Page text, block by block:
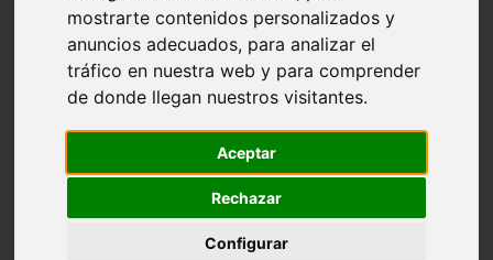
mostrarte contenidos personalizados y
anuncios adecuados, para analizar el
tráfico en nuestra web y para comprender
de donde llegan nuestros visitantes.
Aceptar
Rechazar
Configurar
peque os mam feros
verano
legislaci n
peluquer a
accesorios
complementos
comportamiento
reptiles